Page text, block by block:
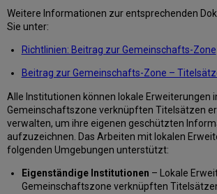
veröffentlichen
Allgemeine
Veröffentlichung
für
Weitere Informationen zur entsprechenden
Sie unter:
Richtlinien: Beitrag zur Gemeinschafts-Zone
Beitrag zur Gemeinschafts-Zone –
Alle Institutionen können lokale Erweiterungen
Gemeinschaftszone verknüpften Titelsätzen
verwalten, um ihre eigenen geschützten
aufzuzeichnen. Das Arbeiten mit lokalen
folgenden Umgebungen unterstützt:
Eigenständige Institutionen – Lokale
Gemeinschaftszone verknüpften